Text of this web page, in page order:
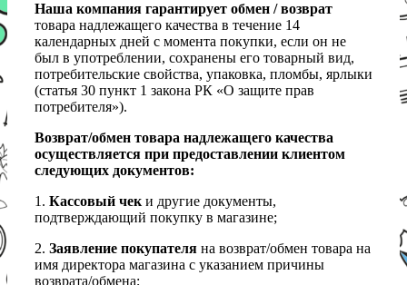
Наша компания гарантирует обмен / возврат
товара надлежащего качества в течение 14
календарных дней с момента покупки, если он не
был в употреблении, сохранены его товарный вид,
потребительские свойства, упаковка, пломбы, ярлыки
(статья 30 пункт 1 закона РК «О защите прав
потребителя»).
Возврат/обмен товара надлежащего качества
осуществляется при предоставлении клиентом
следующих документов:
1. Кассовый чеки другие документы,
подтверждающий покупку в магазине;
2. Заявление покупателя на возврат/обмен товара на
имя директора магазина с указанием причины
возврата/обмена;